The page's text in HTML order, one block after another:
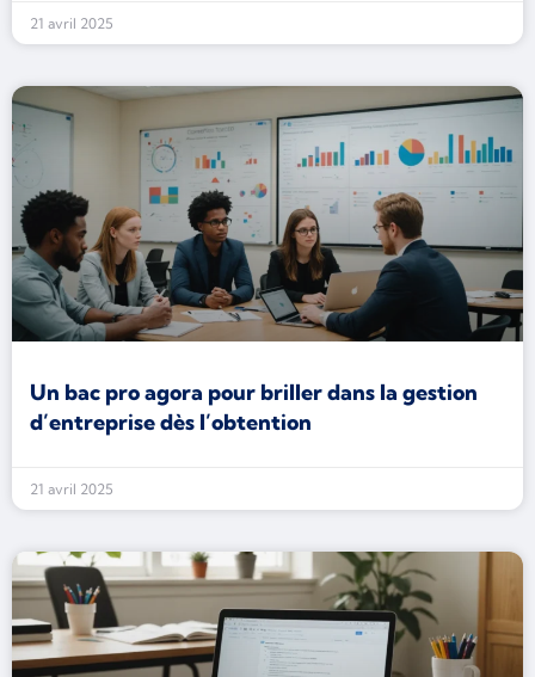
21 avril 2025
Un bac pro agora pour briller dans la gestion
d’entreprise dès l’obtention
21 avril 2025